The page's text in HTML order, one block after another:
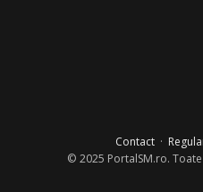
Contact·
© 2025 PortalSM.ro.